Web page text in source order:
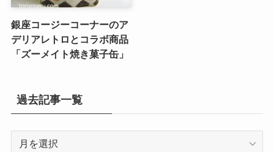
銀座コージーコーナーのア
デリアレトロとコラボ商品
「ズーメイト焼き菓子缶」
過去記事一覧